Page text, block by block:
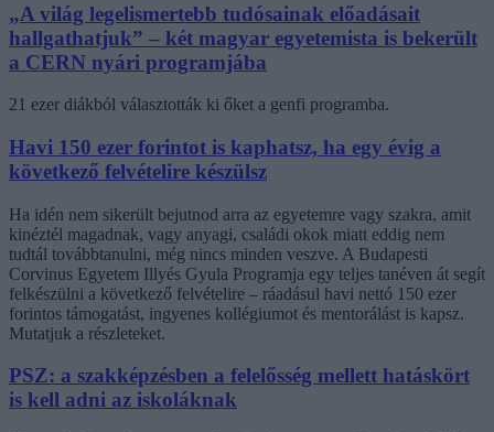
„A világ legelismertebb tudósainak előadásait
hallgathatjuk” – két magyar egyetemista is bekerült
a CERN nyári programjába
21 ezer diákból választották ki őket a genfi programba.
Havi 150 ezer forintot is kaphatsz, ha egy évig a
következő felvételire készülsz
Ha idén nem sikerült bejutnod arra az egyetemre vagy szakra, amit
kinéztél magadnak, vagy anyagi, családi okok miatt eddig nem
tudtál továbbtanulni, még nincs minden veszve. A Budapesti
Corvinus Egyetem Illyés Gyula Programja egy teljes tanéven át segít
felkészülni a következő felvételire – ráadásul havi nettó 150 ezer
forintos támogatást, ingyenes kollégiumot és mentorálást is kapsz.
Mutatjuk a részleteket.
PSZ: a szakképzésben a felelősség mellett hatáskört
is kell adni az iskoláknak